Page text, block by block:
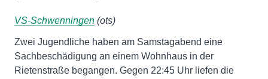
VS-Schwenningen (ots)
Zwei Jugendliche haben am Samstagabend eine
Sachbeschädigung an einem Wohnhaus in der
Rietenstraße begangen. Gegen 22:45 Uhr liefen die